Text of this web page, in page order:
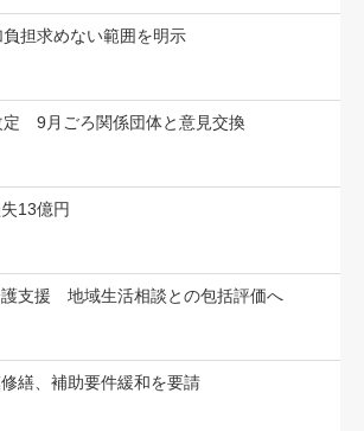
担求めない範囲を明示
定 9月ごろ関係団体と意見交換
13億円
支援 地域生活相談との包括評価へ
繕、補助要件緩和を要請